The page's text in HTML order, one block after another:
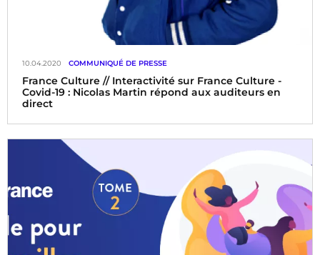
France Culture // Interactivité sur France Culture -
Covid-19 : Nicolas Martin répond aux auditeurs en
direct
10.04.2020 COMMUNIQUÉ DE PRESSE